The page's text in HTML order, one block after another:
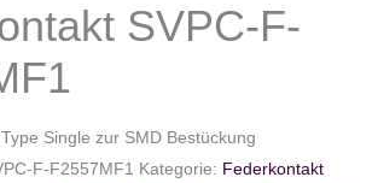
SVPC-F-
Single zur SMD Bestückung
F-F2557MF1 Kategorie: Federkontakt